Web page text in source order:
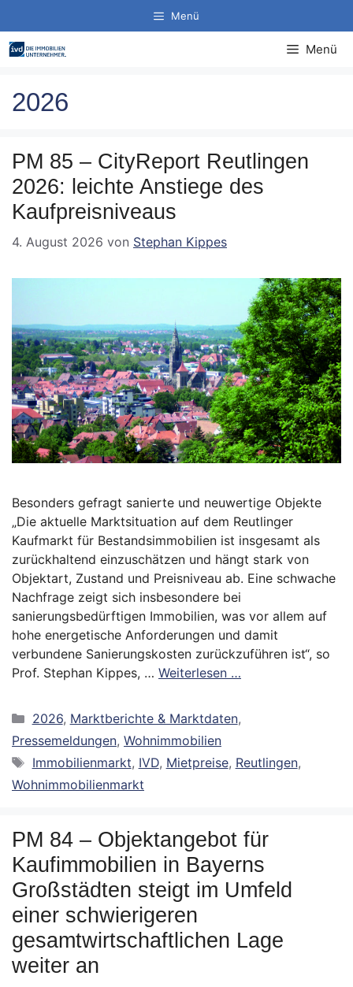
Inhalt
springen
Menü
Menü
2026
PM 85 – CityReport Reutlingen
2026: leichte Anstiege des
Kaufpreisniveaus
4. August 2026 von Stephan Kippes
Besonders gefragt sanierte und neuwertige Objekte
„Die aktuelle Marktsituation auf dem Reutlinger
Kaufmarkt für Bestandsimmobilien ist insgesamt als
zurückhaltend einzuschätzen und hängt stark von
Objektart, Zustand und Preisniveau ab. Eine schwache
Nachfrage zeigt sich insbesondere bei
sanierungsbedürftigen Immobilien, was vor allem auf
hohe energetische Anforderungen und damit
verbundene Sanierungskosten zurückzuführen ist“, so
Prof. Stephan Kippes, … Weiterlesen …
Kategorien
2026, Marktberichte & Marktdaten,
Pressemeldungen, Wohnimmobilien
Schlagwörter
Immobilienmarkt, IVD, Mietpreise, Reutlingen,
Wohnimmobilienmarkt
PM 84 – Objektangebot für
Kaufimmobilien in Bayerns
Großstädten steigt im Umfeld
einer schwierigeren
gesamtwirtschaftlichen Lage
weiter an